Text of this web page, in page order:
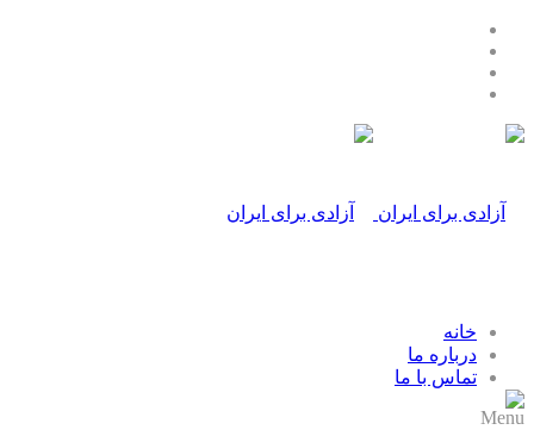
خانه
درباره ما
تماس با ما
Menu